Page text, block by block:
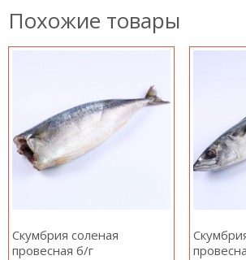
Похожие товары
Скумбрия соленая
провесная б/г